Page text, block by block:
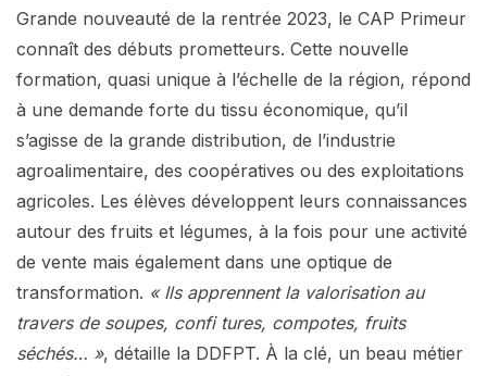
Grande nouveauté de la rentrée 2023, le CAP Primeur
connaît des débuts prometteurs. Cette nouvelle
formation, quasi unique à l’échelle de la région, répond
à une demande forte du tissu économique, qu’il
s’agisse de la grande distribution, de l’industrie
agroalimentaire, des coopératives ou des exploitations
agricoles. Les élèves développent leurs connaissances
autour des fruits et légumes, à la fois pour une activité
de vente mais également dans une optique de
transformation. « Ils apprennent la valorisation au
travers de soupes, confi tures, compotes, fruits
séchés… », détaille la DDFPT. À la clé, un beau métier